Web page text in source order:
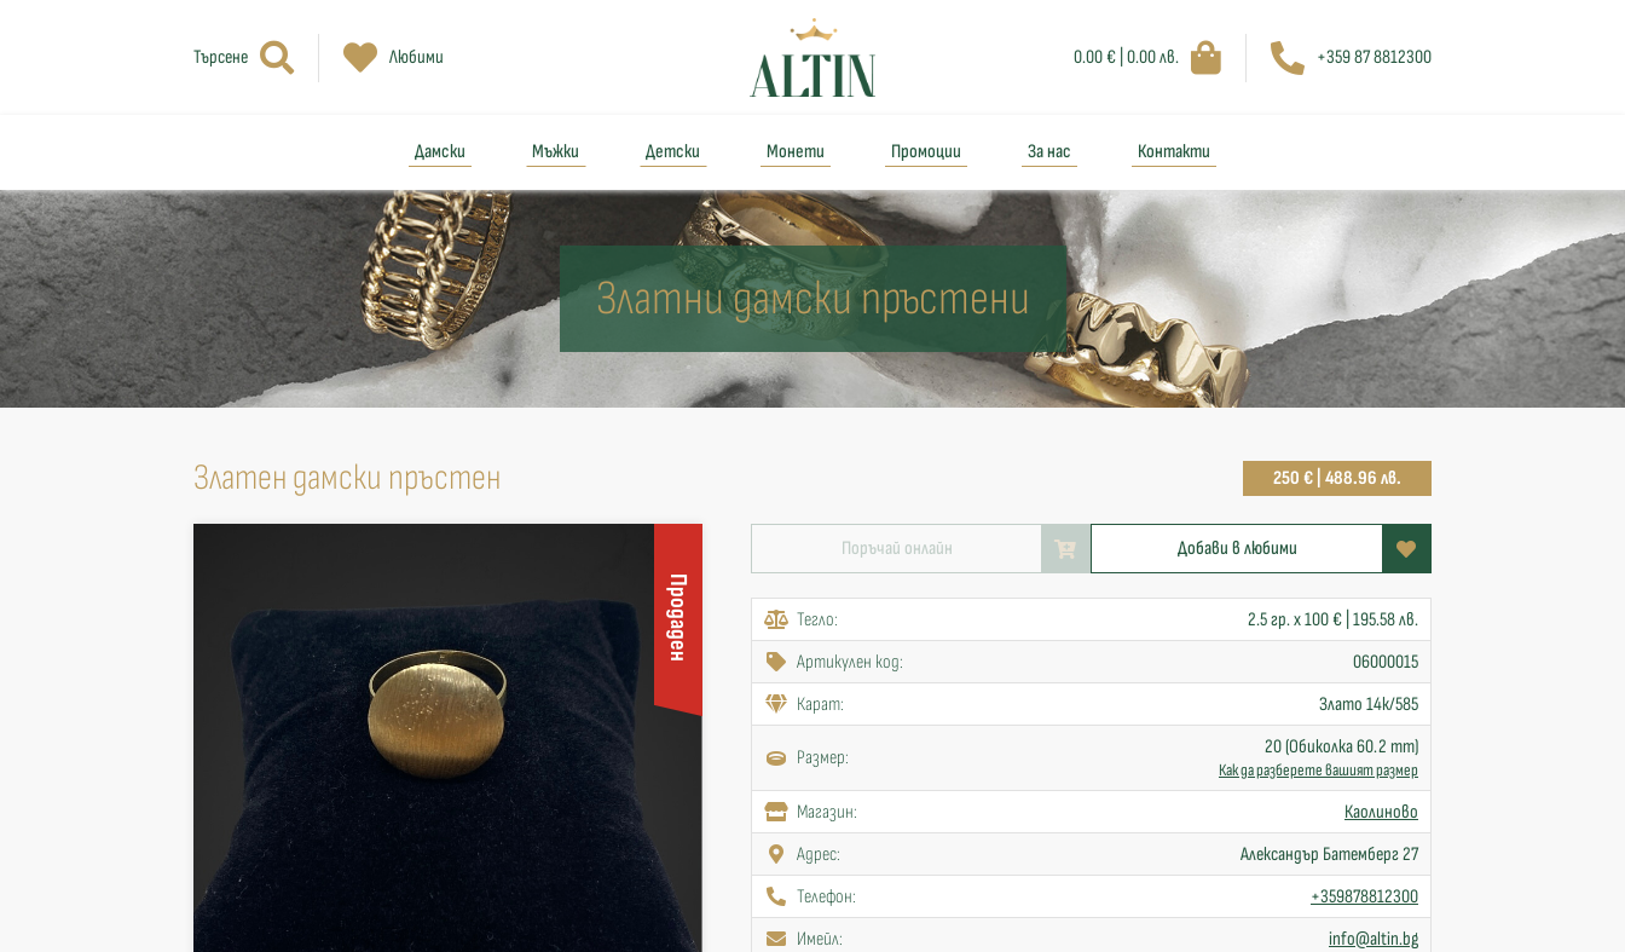
Търсене Любими 0.00 € | 0.00 лв. +359 87 8812300
Дамски Мъжки Детски Монети Промоции За нас Контакти
Златни дамски пръстени
Златен дамски пръстен 250 € | 488.96 лв.
Продаден
Поръчай онлайн Добави в любими
Тегло:
2.5 гр. x 100 € | 195.58 лв.
Артикулен код:
06000015
Карат:
Злато 14к/585
Размер: 20 (Обиколка 60.2 mm)
Как да разберете вашият размер
Mагазин:
Каолиново
Адрес:
Александър Батемберг 27
Телефон:
+359878812300
Имейл:
info@altin.bg